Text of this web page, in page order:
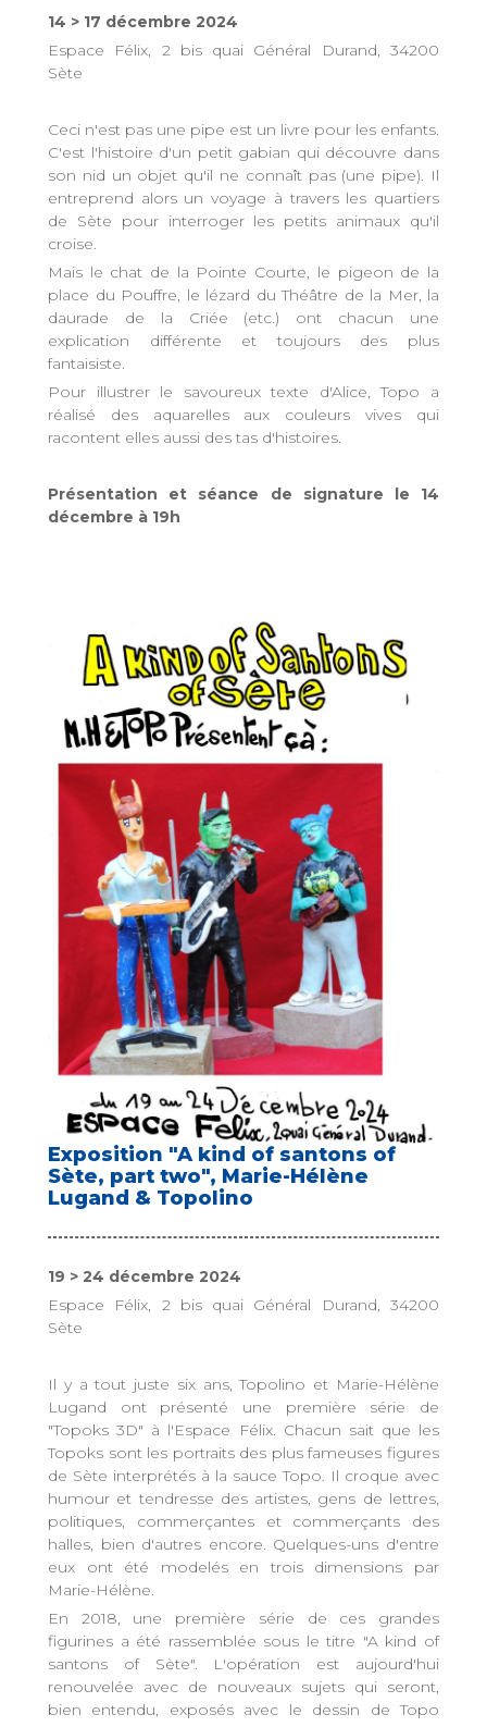
14 > 17 décembre 2024
Espace Félix, 2 bis quai Général Durand, 34200
Sète
Ceci n'est pas une pipe est un livre pour les enfants.
C'est l'histoire d'un petit gabian qui découvre dans
son nid un objet qu'il ne connaît pas (une pipe). Il
entreprend alors un voyage à travers les quartiers
de Sète pour interroger les petits animaux qu'il
croise.
Mais le chat de la Pointe Courte, le pigeon de la
place du Pouffre, le lézard du Théâtre de la Mer, la
daurade de la Criée (etc.) ont chacun une
explication différente et toujours des plus
fantaisiste.
Pour illustrer le savoureux texte d'Alice, Topo a
réalisé des aquarelles aux couleurs vives qui
racontent elles aussi des tas d'histoires.
Présentation et séance de signature le 14
décembre à 19h
Exposition "A kind of santons of
Sète, part two", Marie-Hélène
Lugand & Topolino
19 > 24 décembre 2024
Espace Félix, 2 bis quai Général Durand, 34200
Sète
Il y a tout juste six ans, Topolino et Marie-Hélène
Lugand ont présenté une première série de
"Topoks 3D" à l'Espace Félix. Chacun sait que les
Topoks sont les portraits des plus fameuses figures
de Sète interprétés à la sauce Topo. Il croque avec
humour et tendresse des artistes, gens de lettres,
politiques, commerçantes et commerçants des
halles, bien d'autres encore. Quelques-uns d'entre
eux ont été modelés en trois dimensions par
Marie-Hélène.
En 2018, une première série de ces grandes
figurines a été rassemblée sous le titre "A kind of
santons of Sète". L'opération est aujourd'hui
renouvelée avec de nouveaux sujets qui seront,
bien entendu, exposés avec le dessin de Topo